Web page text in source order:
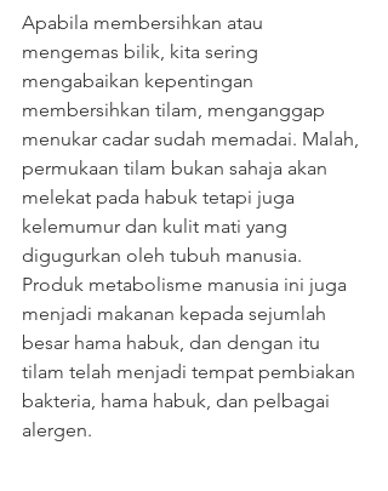
Apabila membersihkan atau
mengemas bilik, kita sering
mengabaikan kepentingan
membersihkan tilam, menganggap
menukar cadar sudah memadai. Malah,
permukaan tilam bukan sahaja akan
melekat pada habuk tetapi juga
kelemumur dan kulit mati yang
digugurkan oleh tubuh manusia.
Produk metabolisme manusia ini juga
menjadi makanan kepada sejumlah
besar hama habuk, dan dengan itu
tilam telah menjadi tempat pembiakan
bakteria, hama habuk, dan pelbagai
alergen.